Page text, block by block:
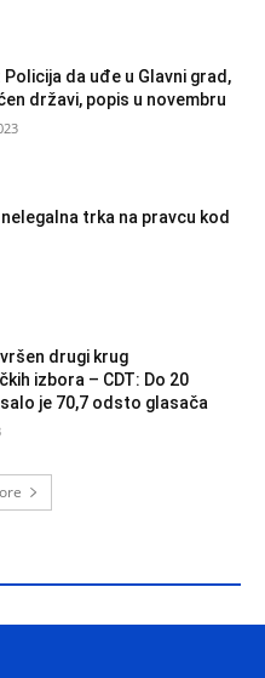
Policija da uđe u Glavni grad,
državi, popis u novembru
trka na pravcu kod
drugi krug
izbora – CDT: Do 20
je 70,7 odsto glasača